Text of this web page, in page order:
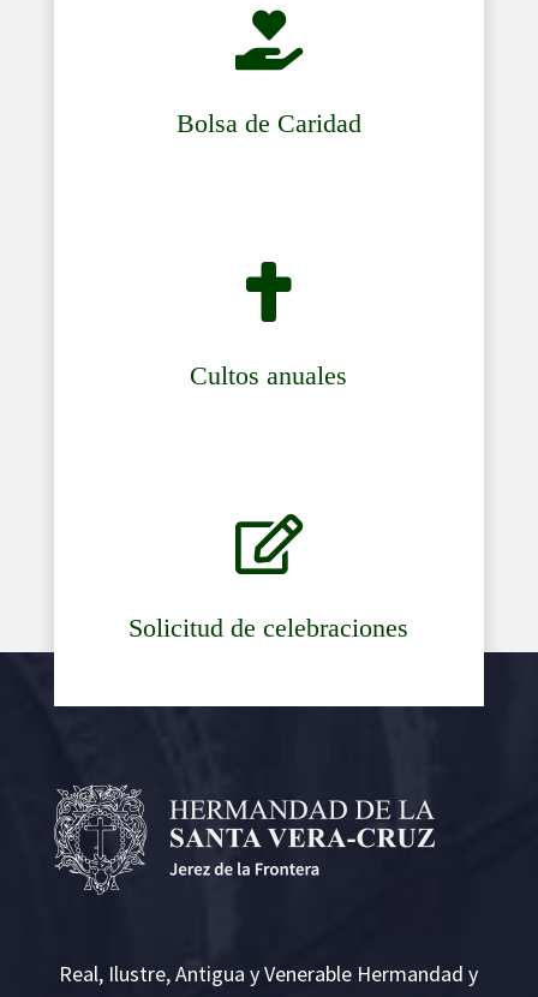

Bolsa de Caridad

Cultos anuales

Solicitud de celebraciones
Real, Ilustre, Antigua y Venerable Hermandad y